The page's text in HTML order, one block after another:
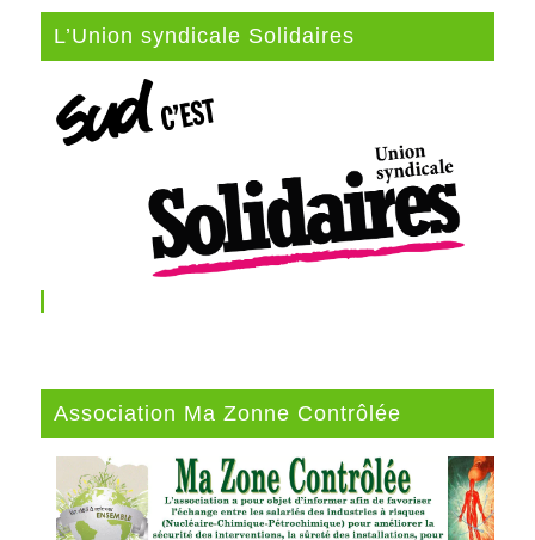
L’Union syndicale Solidaires
Association Ma Zonne Contrôlée